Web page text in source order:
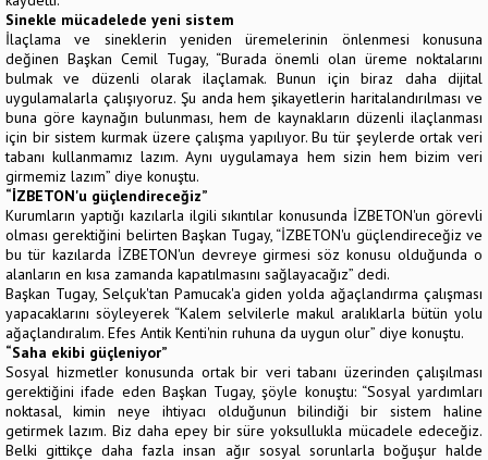
Sinekle mücadelede yeni sistem
İlaçlama ve sineklerin yeniden üremelerinin önlenmesi konusuna
değinen Başkan Cemil Tugay, “Burada önemli olan üreme noktalarını
bulmak ve düzenli olarak ilaçlamak. Bunun için biraz daha dijital
uygulamalarla çalışıyoruz. Şu anda hem şikayetlerin haritalandırılması ve
buna göre kaynağın bulunması, hem de kaynakların düzenli ilaçlanması
için bir sistem kurmak üzere çalışma yapılıyor. Bu tür şeylerde ortak veri
tabanı kullanmamız lazım. Aynı uygulamaya hem sizin hem bizim veri
girmemiz lazım” diye konuştu.
“İZBETON'u güçlendireceğiz”
Kurumların yaptığı kazılarla ilgili sıkıntılar konusunda İZBETON'un görevli
olması gerektiğini belirten Başkan Tugay, “İZBETON'u güçlendireceğiz ve
bu tür kazılarda İZBETON'un devreye girmesi söz konusu olduğunda o
alanların en kısa zamanda kapatılmasını sağlayacağız” dedi.
Başkan Tugay, Selçuk'tan Pamucak'a giden yolda ağaçlandırma çalışması
yapacaklarını söyleyerek “Kalem selvilerle makul aralıklarla bütün yolu
ağaçlandıralım. Efes Antik Kenti'nin ruhuna da uygun olur” diye konuştu.
“Saha ekibi güçleniyor”
Sosyal hizmetler konusunda ortak bir veri tabanı üzerinden çalışılması
gerektiğini ifade eden Başkan Tugay, şöyle konuştu: “Sosyal yardımları
noktasal, kimin neye ihtiyacı olduğunun bilindiği bir sistem haline
getirmek lazım. Biz daha epey bir süre yoksullukla mücadele edeceğiz.
Belki gittikçe daha fazla insan ağır sosyal sorunlarla boğuşur halde